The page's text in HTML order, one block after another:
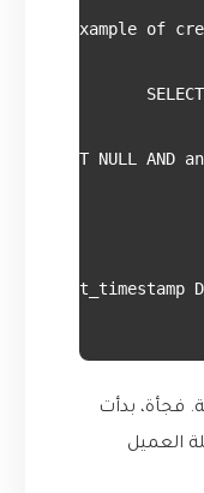
فجأة، بدأت
العميل